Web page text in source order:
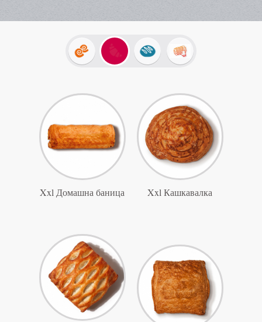
Xxl Домашна баница Xxl Кашкавалка